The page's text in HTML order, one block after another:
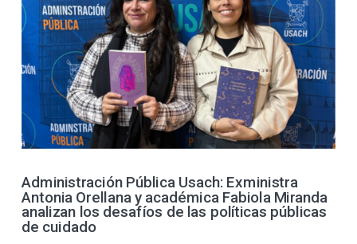
Administración Pública Usach: Exministra
Antonia Orellana y académica Fabiola Miranda
analizan los desafíos de las políticas públicas
de cuidado